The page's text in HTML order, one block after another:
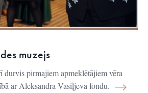
muzejs
durvis pirmajiem apmeklētājiem vēra
ar Aleksandra Vasiļjeva fondu.